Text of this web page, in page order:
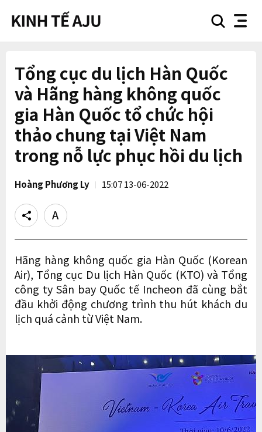
searchnav
Tổng cục du lịch Hàn Quốc
và Hãng hàng không quốc
gia Hàn Quốc tổ chức hội
thảo chung tại Việt Nam
trong nỗ lực phục hồi du lịch
Hoàng Phương Ly 15:07 13-06-2022
Share
Text
size
Hãng hàng không quốc gia Hàn Quốc (Korean
Air), Tổng cục Du lịch Hàn Quốc (KTO) và Tổng
công ty Sân bay Quốc tế Incheon đã cùng bắt
đầu khởi động chương trình thu hút khách du
lịch quá cảnh từ Việt Nam.